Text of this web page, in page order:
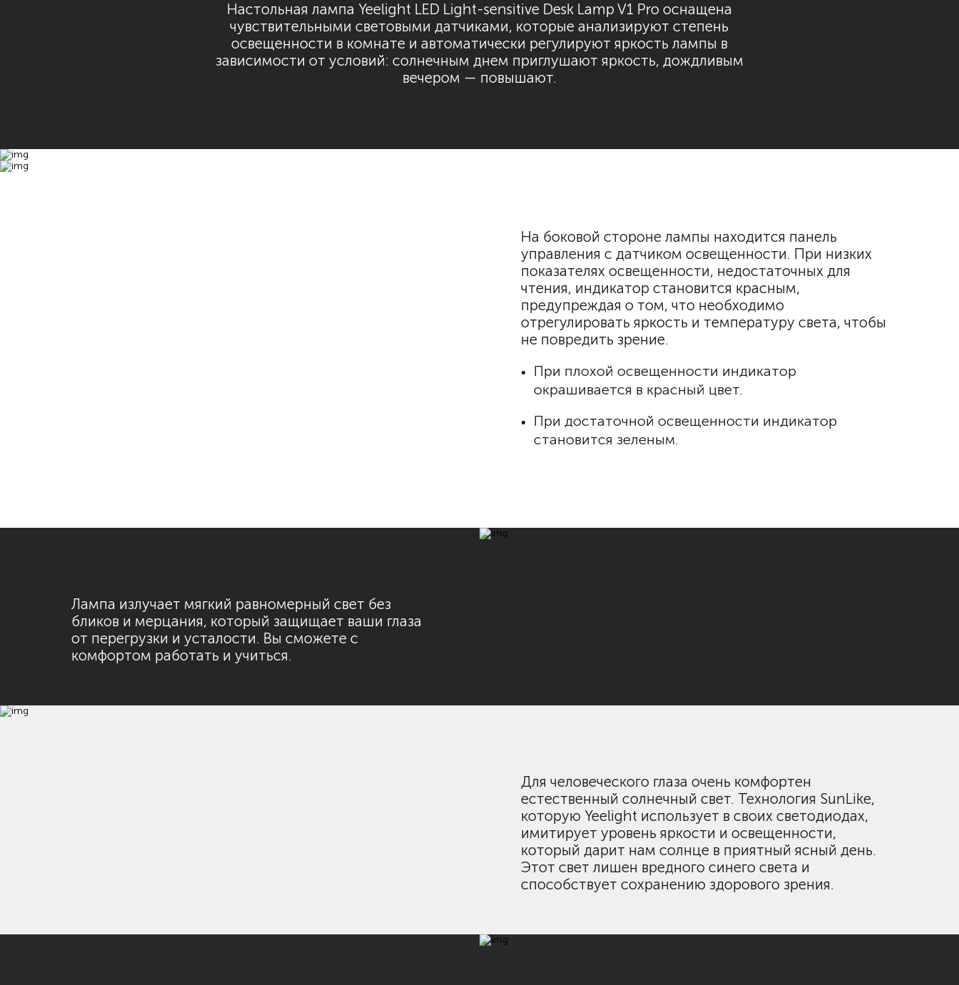
Настольная лампа Yeelight LED Light-sensitive Desk Lamp V1 Pro оснащена
чувствительными световыми датчиками, которые анализируют степень
освещенности в комнате и автоматически регулируют яркость лампы в
зависимости от условий: солнечным днем приглушают яркость, дождливым
вечером — повышают.
На боковой стороне лампы находится панель
управления с датчиком освещенности. При низких
показателях освещенности, недостаточных для
чтения, индикатор становится красным,
предупреждая о том, что необходимо
отрегулировать яркость и температуру света, чтобы
не повредить зрение.
При плохой освещенности индикатор
окрашивается в красный цвет.
При достаточной освещенности индикатор
становится зеленым.
Лампа излучает мягкий равномерный свет без
бликов и мерцания, который защищает ваши глаза
от перегрузки и усталости. Вы сможете с
комфортом работать и учиться.
Для человеческого глаза очень комфортен
естественный солнечный свет. Технология SunLike,
которую Yeelight использует в своих светодиодах,
имитирует уровень яркости и освещенности,
который дарит нам солнце в приятный ясный день.
Этот свет лишен вредного синего света и
способствует сохранению здорового зрения.